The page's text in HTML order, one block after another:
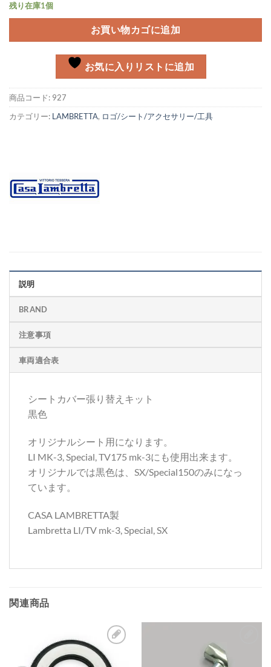
残り在庫1個
お買い物カゴに追加
お気に入りリストに追加
商品コード: 927
カテゴリー: LAMBRETTA, ロゴ/シート/アクセサリー/工具
説明
BRAND
注意事項
車両適合表
シートカバー張り替えキット
黒色
オリジナルシート用になります。
LI MK-3, Special, TV175 mk-3にも使用出来ます。
オリジナルでは黒色は、SX/Special150のみになっ
ています。
CASA LAMBRETTA製
Lambretta LI/TV mk-3, Special, SX
関連商品
お